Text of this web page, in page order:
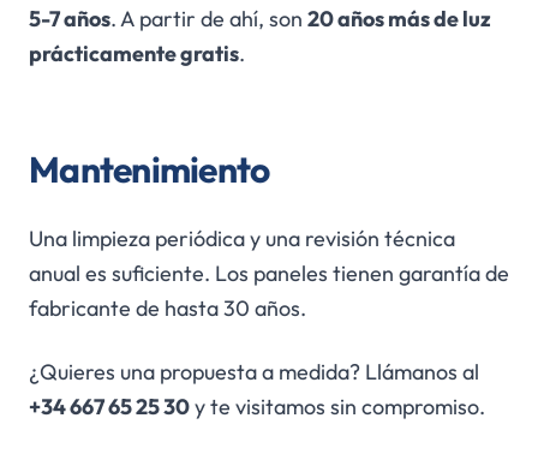
5-7 años. A partir de ahí, son 20 años más de luz
prácticamente gratis.
Mantenimiento
Una limpieza periódica y una revisión técnica
anual es suficiente. Los paneles tienen garantía de
fabricante de hasta 30 años.
¿Quieres una propuesta a medida? Llámanos al
+34 667 65 25 30y te visitamos sin compromiso.